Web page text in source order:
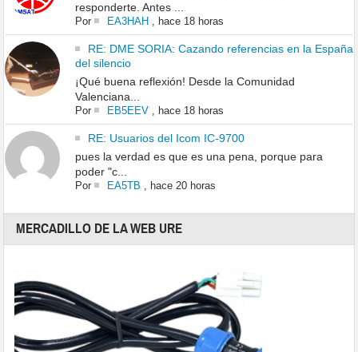
responderte. Antes ...
Por EA3HAH , hace 18 horas
RE: DME SORIA: Cazando referencias en la España
del silencio
¡Qué buena reflexión! Desde la Comunidad
Valenciana...
Por EB5EEV, hace 18 horas
RE: Usuarios del Icom IC-9700
pues la verdad es que es una pena, porque para
poder "c...
Por EA5TB , hace 20 horas
MERCADILLO DE LA WEB URE